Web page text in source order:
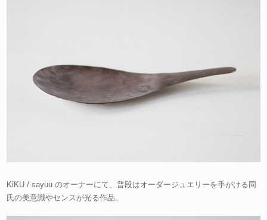
KiKU / sayuu のオーナーにて、普段はオーダージュエリーを手がける同
氏の美意識やセンスが光る作品。